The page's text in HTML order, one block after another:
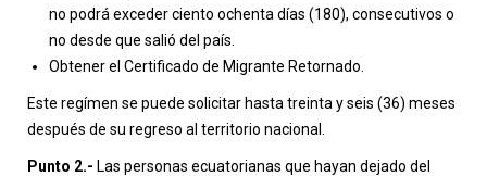
no podrá exceder ciento ochenta días (180), consecutivos o
no desde que salió del país.
Obtener el Certificado de Migrante Retornado.
Este regímen se puede solicitar hasta treinta y seis (36) meses
después de su regreso al territorio nacional.
Punto 2.- Las personas ecuatorianas que hayan dejado del